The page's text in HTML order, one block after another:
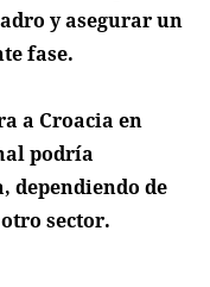
y asegurar un
fase.
a Croacia en
podría
dependiendo de
sector.